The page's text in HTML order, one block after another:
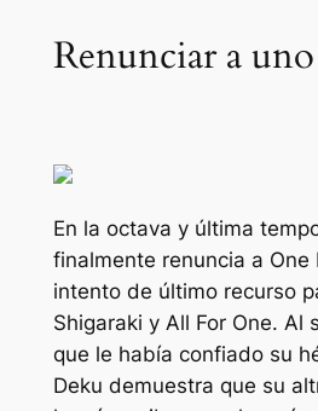
Renunciar a
En la octava y última
finalmente renuncia a One
intento de último recurso
Shigaraki y All For One. Al
que le había confiado su
Deku demuestra que su